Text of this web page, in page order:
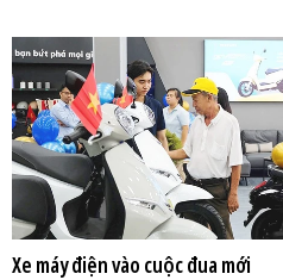
Xe máy điện vào cuộc đua mới